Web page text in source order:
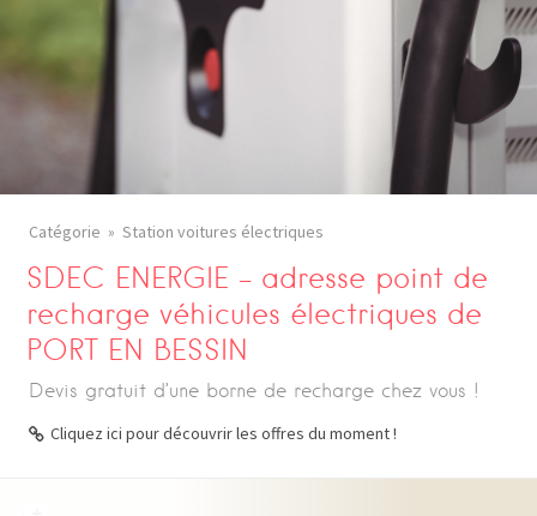
Catégorie Station voitures électriques
SDEC ENERGIE – adresse point de
recharge véhicules électriques de
PORT EN BESSIN
Devis gratuit d’une borne de recharge chez vous !
Cliquez ici pour découvrir les offres du moment !